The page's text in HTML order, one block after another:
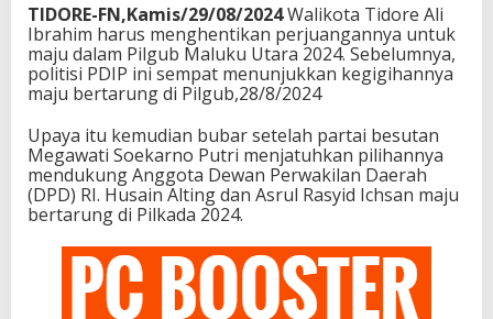
TIDORE-FN,Kamis/29/08/2024Walikota Tidore Ali
Ibrahim harus menghentikan perjuangannya untuk
maju dalam Pilgub Maluku Utara 2024. Sebelumnya,
politisi PDIP ini sempat menunjukkan kegigihannya
maju bertarung di Pilgub,28/8/2024
Upaya itu kemudian bubar setelah partai besutan
Megawati Soekarno Putri menjatuhkan pilihannya
mendukung Anggota Dewan Perwakilan Daerah
(DPD) RI. Husain Alting dan Asrul Rasyid Ichsan maju
bertarung di Pilkada 2024.